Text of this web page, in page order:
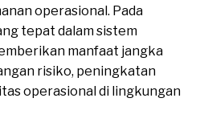
operasional. Pada
tepat dalam sistem
manfaat jangka
risiko, peningkatan
operasional di lingkungan